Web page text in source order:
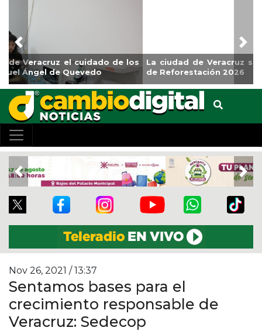
La ciudad de Veracruz se suma a la Jornada Nacional
de Reforestación 2026
Previous
Previous
Nov 26, 2021 / 13:37
Sentamos bases para el
crecimiento responsable de
Veracruz: Sedecop